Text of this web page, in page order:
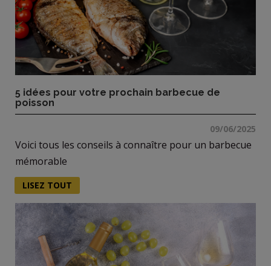
5 idées pour votre prochain barbecue de
poisson
09/06/2025
Voici tous les conseils à connaître pour un barbecue
mémorable
LISEZ TOUT